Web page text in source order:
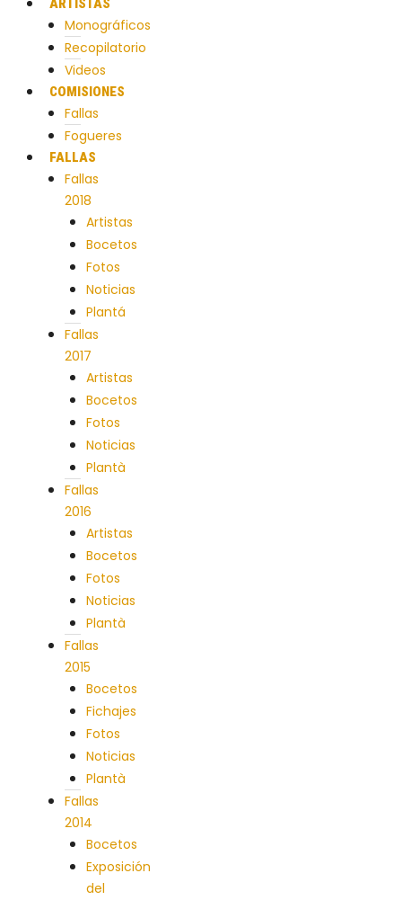
ARTISTAS
Monográficos
Recopilatorio
Videos
COMISIONES
Fallas
Fogueres
FALLAS
Fallas
2018
Artistas
Bocetos
Fotos
Noticias
Plantá
Fallas
2017
Artistas
Bocetos
Fotos
Noticias
Plantà
Fallas
2016
Artistas
Bocetos
Fotos
Noticias
Plantà
Fallas
2015
Bocetos
Fichajes
Fotos
Noticias
Plantà
Fallas
2014
Bocetos
Exposición
del